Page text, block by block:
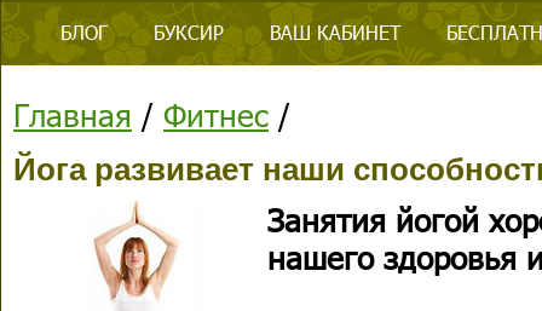
БЛОГ БУКСИР ВАШ КАБИНЕТ
Главная / Фитнес /
Йога развивает наши
Занятия йогой
нашего здоровья